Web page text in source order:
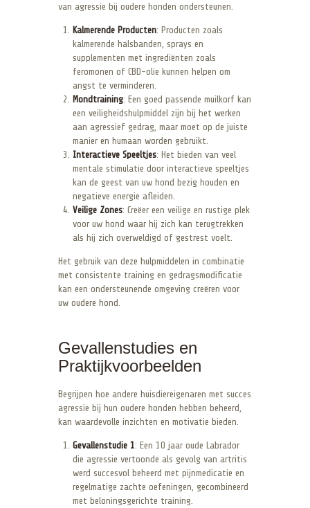
van agressie bij oudere honden ondersteunen.
Kalmerende Producten: Producten zoals
kalmerende halsbanden, sprays en
supplementen met ingrediënten zoals
feromonen of CBD-olie kunnen helpen om
angst te verminderen.
Mondtraining: Een goed passende muilkorf kan
een veiligheidshulpmiddel zijn bij het werken
aan agressief gedrag, maar moet op de juiste
manier en humaan worden gebruikt.
Interactieve Speeltjes: Het bieden van veel
mentale stimulatie door interactieve speeltjes
kan de geest van uw hond bezig houden en
negatieve energie afleiden.
Veilige Zones: Creëer een veilige en rustige plek
voor uw hond waar hij zich kan terugtrekken
als hij zich overweldigd of gestrest voelt.
Het gebruik van deze hulpmiddelen in combinatie
met consistente training en gedragsmodificatie
kan een ondersteunende omgeving creëren voor
uw oudere hond.
Gevallenstudies en
Praktijkvoorbeelden
Begrijpen hoe andere huisdiereigenaren met succes
agressie bij hun oudere honden hebben beheerd,
kan waardevolle inzichten en motivatie bieden.
Gevallenstudie 1: Een 10 jaar oude Labrador
die agressie vertoonde als gevolg van artritis
werd succesvol beheerd met pijnmedicatie en
regelmatige zachte oefeningen, gecombineerd
met beloningsgerichte training.